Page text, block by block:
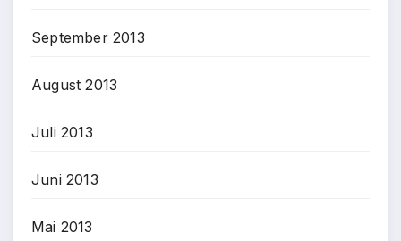
September 2013
August 2013
Juli 2013
Juni 2013
Mai 2013